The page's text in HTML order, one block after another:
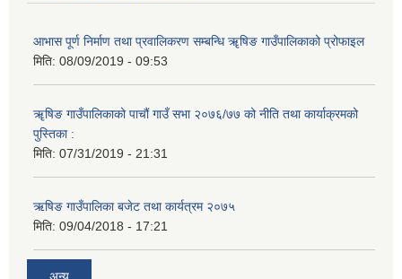
आभास पूर्ण निर्माण तथा प्रवालिकरण सम्बन्धि ॠषिङ गाउँपालिकाको प्रोफाइल
मिति: 08/09/2019 - 09:53
ॠषिङ गाउँपालिकाको पाचौं गाउँ सभा २०७६/७७ को नीति तथा कार्याक्रमको
पुस्तिका :
मिति: 07/31/2019 - 21:31
ऋषिङ गाउँपालिका बजेट तथा कार्यत्रम २०७५
मिति: 09/04/2018 - 17:21